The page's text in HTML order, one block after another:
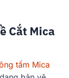
Cắt Mica
tấm Mica